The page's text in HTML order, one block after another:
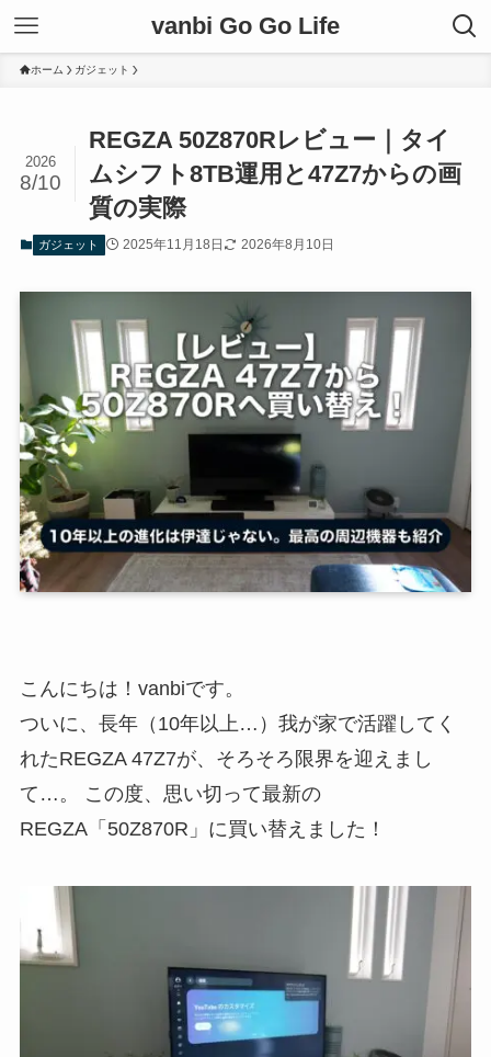
vanbi Go Go Life
ホーム ガジェット
REGZA 50Z870Rレビュー｜タイ
ムシフト8TB運用と47Z7からの画
質の実際
2026
8/10
ガジェット 2025年11月18日 2026年8月10日
こんにちは！vanbiです。
ついに、長年（10年以上…）我が家で活躍してく
れたREGZA 47Z7が、そろそろ限界を迎えまし
て…。 この度、思い切って最新の
REGZA「50Z870R」に買い替えました！